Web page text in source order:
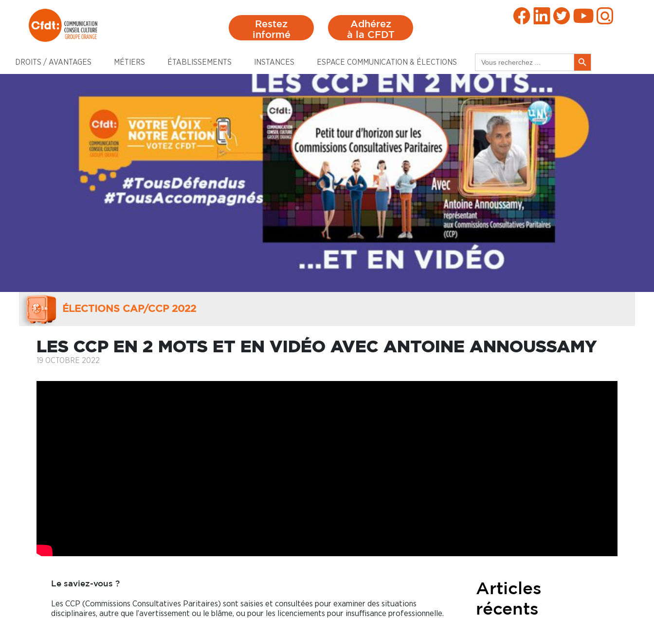
Restez
informé
Adhérez
à la CFDT
DROITS / AVANTAGES MÉTIERS ÉTABLISSEMENTS INSTANCES ESPACE COMMUNICATION & ÉLECTIONS
for:
Search Button
ÉLECTIONS CAP/CCP 2022
LES CCP EN 2 MOTS ET EN VIDÉO AVEC ANTOINE ANNOUSSAMY
19 OCTOBRE 2022
Le saviez-vous ?
Les CCP (Commissions Consultatives Paritaires) sont saisies et consultées pour examiner des situations
disciplinaires, autre que l’avertissement ou le blâme, ou pour les licenciements pour insuffisance professionnelle.
Articles
récents